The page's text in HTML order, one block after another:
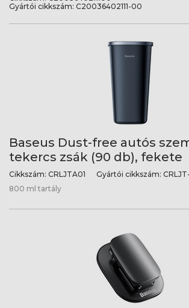
Gyártói cikkszám: C20036402111-00
Baseus Dust-free autós
tekercs zsák (90 db), fekete
Cikkszám: CRLJTA01 Gyártói cikkszám:
800 ml tartály